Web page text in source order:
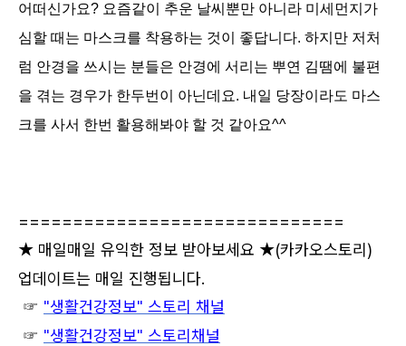
어떠신가요? 요즘같이 추운 날씨뿐만 아니라 미세먼지가
심할 때는 마스크를 착용하는 것이 좋답니다. 하지만 저처
럼 안경을 쓰시는 분들은 안경에 서리는 뿌연 김땜에 불편
을 겪는 경우가 한두번이 아닌데요. 내일 당장이라도 마스
크를 사서 한번 활용해봐야 할 것 같아요^^
==============================
★ 매일매일 유익한 정보 받아보세요 ★(카카오스토리)
업데이트는 매일 진행됩니다.
☞ "생활건강정보" 스토리 채널
☞ "생활건강정보" 스토리채널